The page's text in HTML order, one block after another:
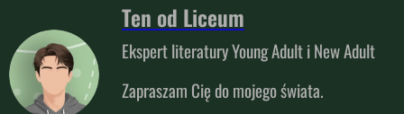
Ten od Liceum
Ekspert literatury Young Adult i New Adult
Zapraszam Cię do mojego świata.